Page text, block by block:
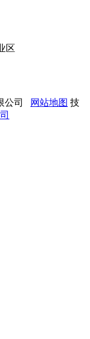
区
公司 网站地图 技